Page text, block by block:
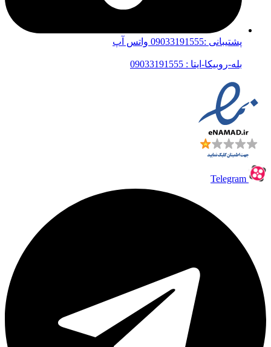
پشتیبانی :09033191555 واتس آپ
بله-روبیکا-ایتا : 09033191555
Telegram